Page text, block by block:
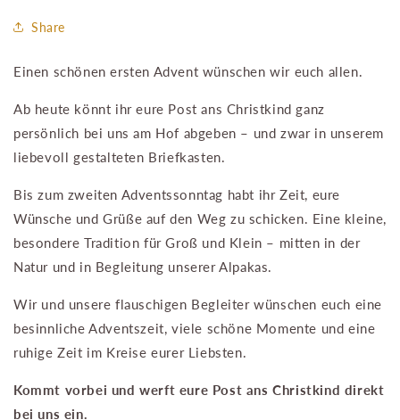
Share
Einen schönen ersten Advent wünschen wir euch allen.
Ab heute könnt ihr eure Post ans Christkind ganz
persönlich bei uns am Hof abgeben – und zwar in unserem
liebevoll gestalteten Briefkasten.
Bis zum zweiten Adventssonntag habt ihr Zeit, eure
Wünsche und Grüße auf den Weg zu schicken. Eine kleine,
besondere Tradition für Groß und Klein – mitten in der
Natur und in Begleitung unserer Alpakas.
Wir und unsere flauschigen Begleiter wünschen euch eine
besinnliche Adventszeit, viele schöne Momente und eine
ruhige Zeit im Kreise eurer Liebsten.
Kommt vorbei und werft eure Post ans Christkind direkt
bei uns ein.